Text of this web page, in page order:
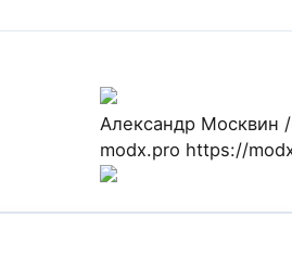
Александр Москвин
modx.pro https://